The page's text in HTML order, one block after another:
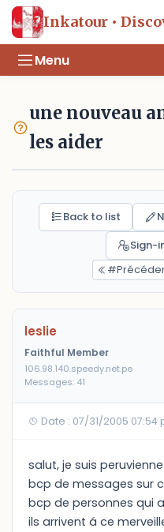
Inkatour •
Menu
une nouveau
les aider
Back to list
Sign-
leslie
Faithful Member
106.98.140.speedy.net.pe
Messages: 41
Date : 07/31/2005 07:54
salut, je suis
bcp de messages sur
bcp de personnes qui
ils arrivent á ce